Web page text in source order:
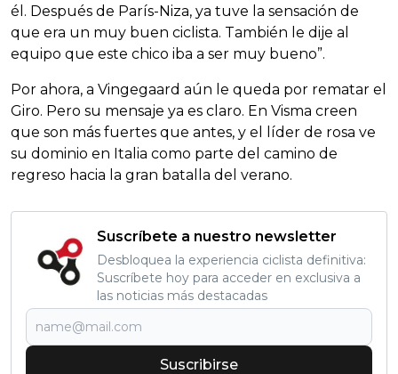
él. Después de París-Niza, ya tuve la sensación de
que era un muy buen ciclista. También le dije al
equipo que este chico iba a ser muy bueno”.
Por ahora, a Vingegaard aún le queda por rematar el
Giro. Pero su mensaje ya es claro. En Visma creen
que son más fuertes que antes, y el líder de rosa ve
su dominio en Italia como parte del camino de
regreso hacia la gran batalla del verano.
Suscríbete a nuestro newsletter
Desbloquea la experiencia ciclista definitiva:
Suscríbete hoy para acceder en exclusiva a
las noticias más destacadas
Suscribirse